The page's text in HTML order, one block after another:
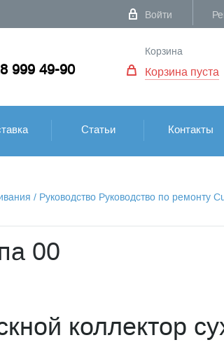
Войти
999 49-90
Корзина
Корзина пуста
Статьи Контакты
/ Руководство Руководство по ремонту
00
коллектор